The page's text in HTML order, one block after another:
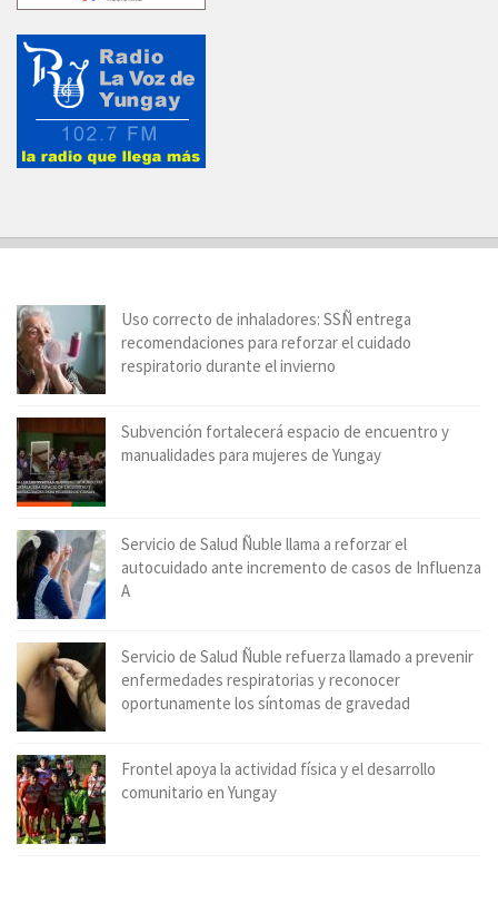
Uso correcto de inhaladores: SSÑ entrega
recomendaciones para reforzar el cuidado
respiratorio durante el invierno
Subvención fortalecerá espacio de encuentro y
manualidades para mujeres de Yungay
Servicio de Salud Ñuble llama a reforzar el
autocuidado ante incremento de casos de Influenza
A
Servicio de Salud Ñuble refuerza llamado a prevenir
enfermedades respiratorias y reconocer
oportunamente los síntomas de gravedad
Frontel apoya la actividad física y el desarrollo
comunitario en Yungay